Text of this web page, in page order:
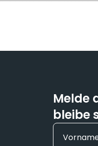
Melde
bleibe